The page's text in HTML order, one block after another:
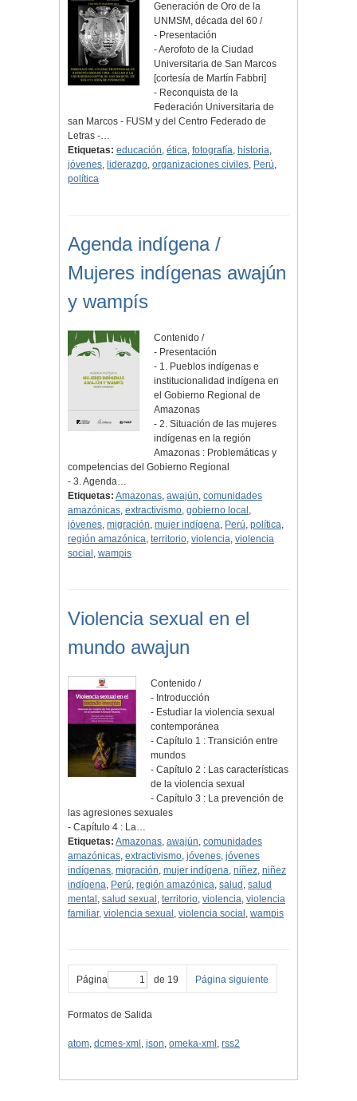
Generación de Oro de la
UNMSM, década del 60 /
- Presentación
- Aerofoto de la Ciudad
Universitaria de San Marcos
[cortesía de Martín Fabbri]
- Reconquista de la
Federación Universitaria de
san Marcos - FUSM y del Centro Federado de
Letras -…
Etiquetas: educación, ética, fotografía, historia,
jóvenes, liderazgo, organizaciones civiles, Perú,
política
Agenda indígena /
Mujeres indígenas awajún
y wampís
Contenido /
- Presentación
- 1. Pueblos indígenas e
institucionalidad indígena en
el Gobierno Regional de
Amazonas
- 2. Situación de las mujeres
indígenas en la región
Amazonas : Problemáticas y
competencias del Gobierno Regional
- 3. Agenda…
Etiquetas: Amazonas, awajún, comunidades
amazónicas, extractivismo, gobierno local ,
jóvenes, migración, mujer indígena, Perú, política,
región amazónica, territorio, violencia, violencia
social , wampis
Violencia sexual en el
mundo awajun
Contenido /
- Introducción
- Estudiar la violencia sexual
contemporánea
- Capítulo 1 : Transición entre
mundos
- Capítulo 2 : Las características
de la violencia sexual
- Capítulo 3 : La prevención de
las agresiones sexuales
- Capítulo 4 : La…
Etiquetas: Amazonas, awajún, comunidades
amazónicas, extractivismo, jóvenes, jóvenes
indígenas, migración, mujer indígena, niñez, niñez
indígena, Perú, región amazónica, salud , salud
mental , salud sexual , territorio, violencia, violencia
familiar, violencia sexual , violencia social , wampis
Página de 19 Página siguiente
Formatos de Salida
atom, dcmes-xml , json, omeka-xml , rss2